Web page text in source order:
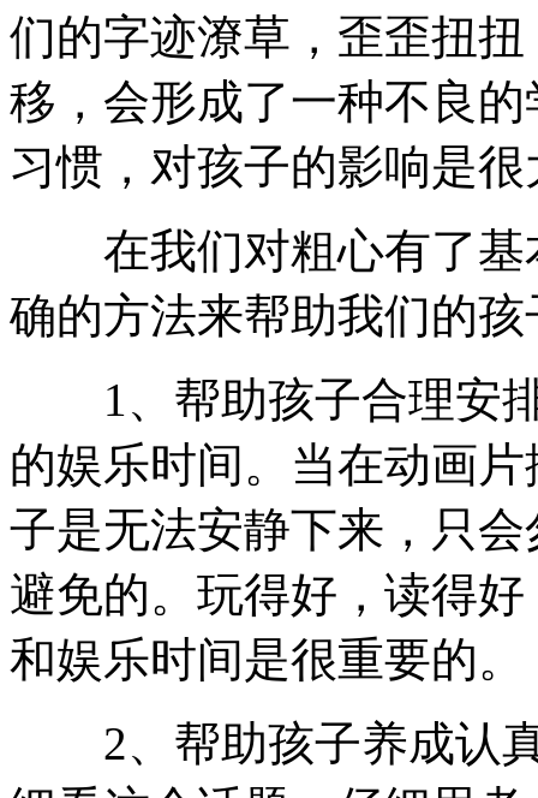
们的字迹潦草，歪歪扭
移，会形成了一种不良
习惯，对孩子的影响是很
在我们对粗心有了基
确的方法来帮助我们的
1、帮助孩子合理安排
的娱乐时间。当在动画
子是无法安静下来，只
避免的。玩得好，读得
和娱乐时间是很重要的。
2、帮助孩子养成认真